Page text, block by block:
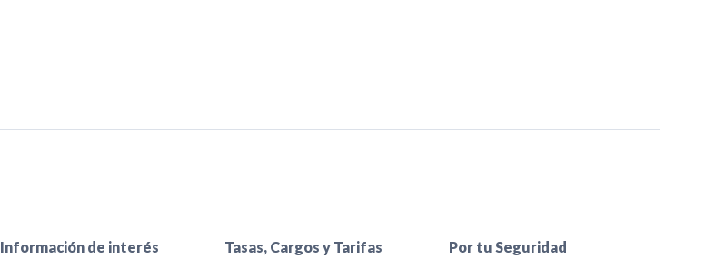
Información de interés
Tasas, Cargos y Tarifas
Por tu Seguridad